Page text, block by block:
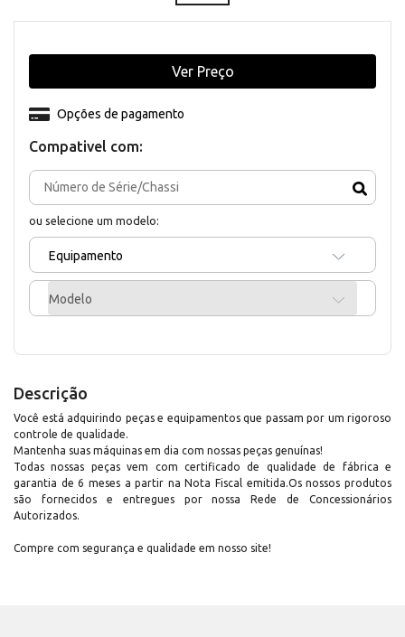
Compativel com:
ou selecione um modelo:
Equipamento
Modelo
Opções de pagamento
Ver Preço
Descrição
Você está adquirindo peças e equipamentos que passam por um rigoroso
controle de qualidade.
Mantenha suas máquinas em dia com nossas peças genuínas!
Todas nossas peças vem com certificado de qualidade de fábrica e
garantia de 6 meses a partir na Nota Fiscal emitida.Os nossos produtos
são fornecidos e entregues por nossa Rede de Concessionários
Autorizados.
Compre com segurança e qualidade em nosso site!